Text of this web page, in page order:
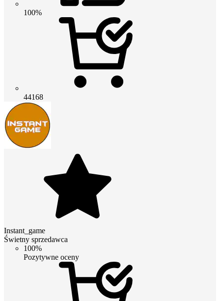
100%
44168
Instant_game
Świetny sprzedawca
100%
Pozytywne oceny